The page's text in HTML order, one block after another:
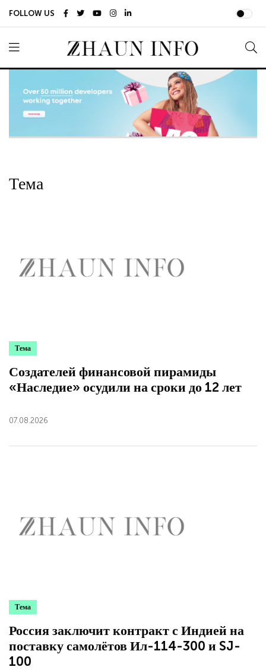
FOLLOW US
Тема
Тема
Создателей финансовой пирамиды
«Наследие» осудили на сроки до 12 лет
07.08.2026
Тема
Россия заключит контракт с Индией на
поставку самолётов Ил-114-300 и SJ-
100